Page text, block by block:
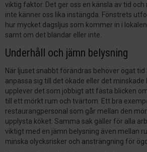
viktig faktor. Det ger oss en känsla av tid
inte känner oss lika instängda. Fönstrets
hur mycket dagsljus som kommer in i
samt om det bländar eller inte.
Underhåll och jämn belysning
När ljuset snabbt förändras behöver ögat
anpassa sig till det ökade eller det minskade
upplever det som jobbigt att fästa blicken
till ett mörkt rum och tvärtom. Ett bra
restaurangpersonal som går mellan den
upplysta köket. Samma sak gäller för alla
viktigt med en jämn belysning även mellan
minska olycksrisker och ansträngning för